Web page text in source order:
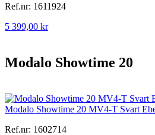
Ref.nr: 1611924
5 399,00 kr
Modalo Showtime 20
Modalo Showtime 20 MV4-T Svart
Ref.nr: 1602714